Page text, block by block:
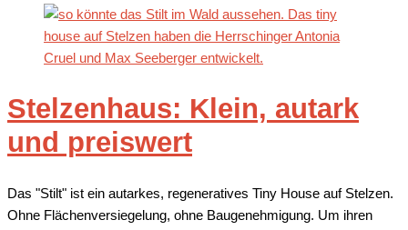
Stelzenhaus: Klein, autark
und preiswert
Das "Stilt" ist ein autarkes, regeneratives Tiny House auf Stelzen.
Ohne Flächenversiegelung, ohne Baugenehmigung. Um ihren